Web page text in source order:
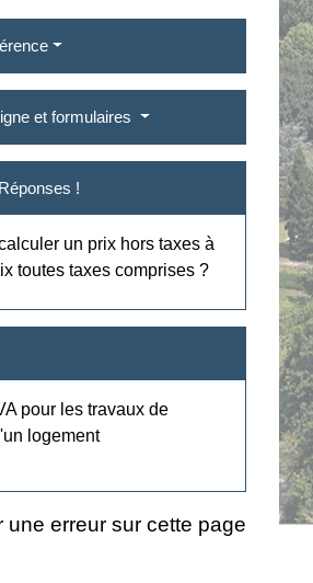
et formulaires
!
un prix hors taxes à
toutes taxes comprises ?
pour les travaux de
logement
une erreur sur cette page